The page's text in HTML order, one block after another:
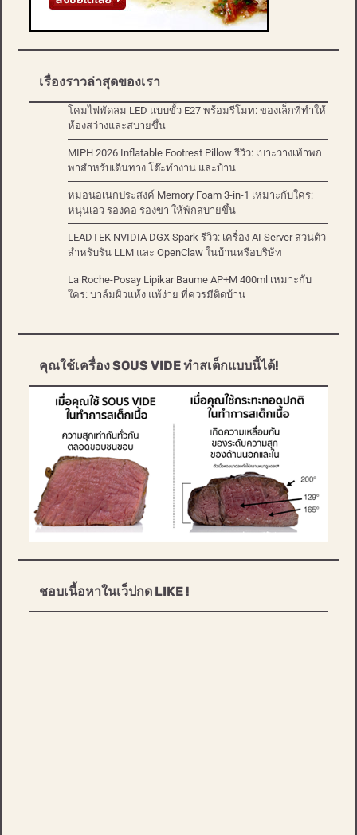
เรื่องราวล่าสุดของเรา
โคมไฟพัดลม LED แบบขั้ว E27 พร้อมรีโมท: ของเล็กที่ทำให้
ห้องสว่างและสบายขึ้น
MIPH 2026 Inflatable Footrest Pillow รีวิว: เบาะวางเท้าพก
พาสำหรับเดินทาง โต๊ะทำงาน และบ้าน
หมอนอเนกประสงค์ Memory Foam 3-in-1 เหมาะกับใคร:
หนุนเอว รองคอ รองขา ให้พักสบายขึ้น
LEADTEK NVIDIA DGX Spark รีวิว: เครื่อง AI Server ส่วนตัว
สำหรับรัน LLM และ OpenClaw ในบ้านหรือบริษัท
La Roche-Posay Lipikar Baume AP+M 400ml เหมาะกับ
ใคร: บาล์มผิวแห้ง แพ้ง่าย ที่ควรมีติดบ้าน
คุณใช้เครื่อง SOUS VIDE ทำสเต็กแบบนี้ได้!
ชอบเนื้อหาในเว็ปกด LIKE !